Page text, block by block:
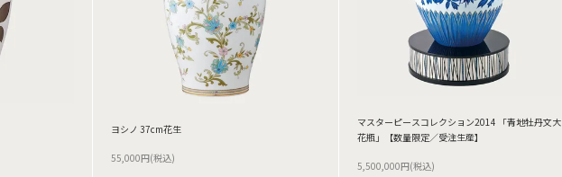
ヨシノ 37cm花生
55,000円(税込)
マスターピースコレクション2014 「青地牡丹文大
花瓶」【数量限定／受注生産】
5,500,000円(税込)